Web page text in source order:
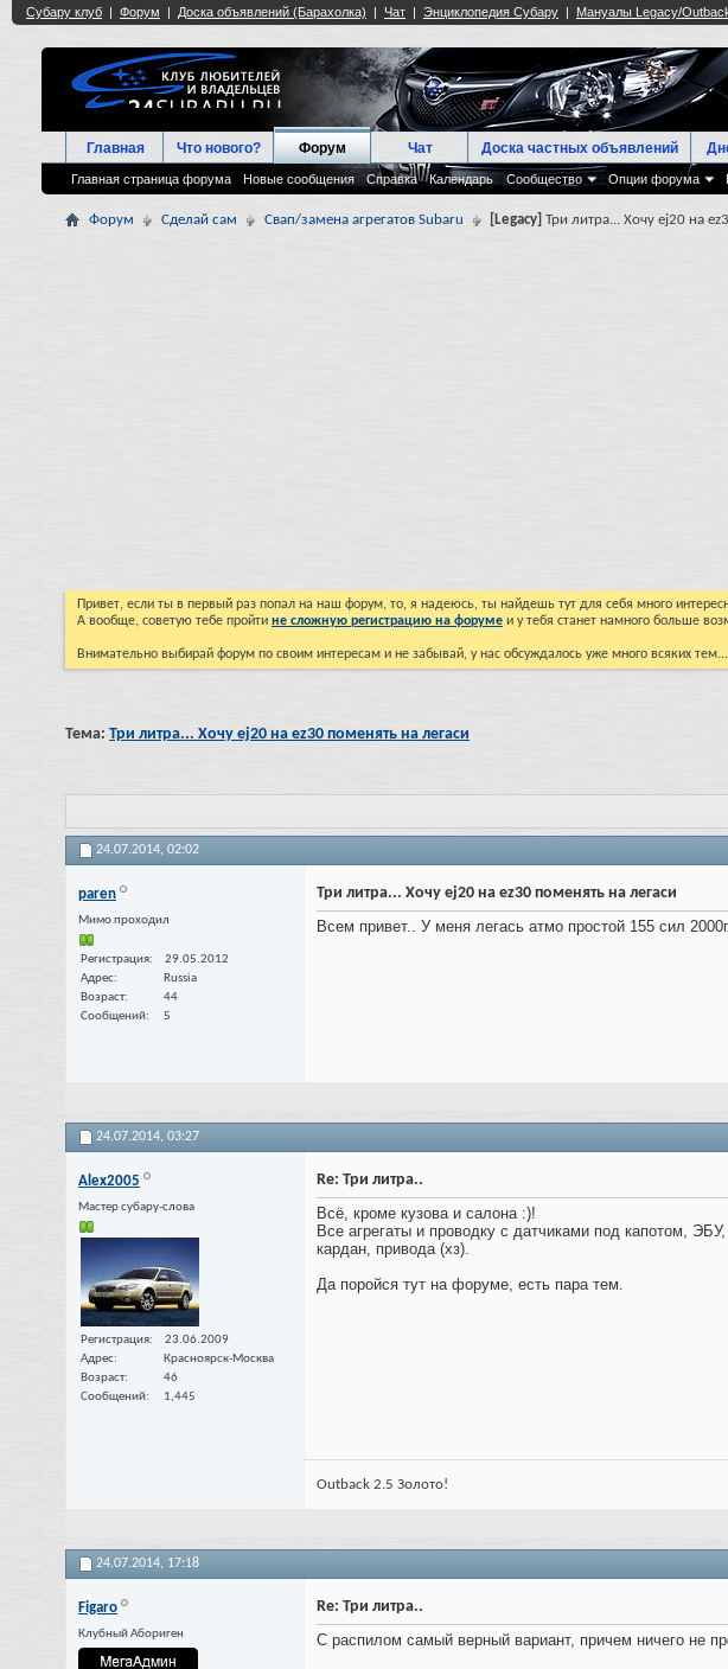
Главная Что нового? Форум
Главная страница форума Новые сообщения Справка Календарь Сообщество Опции форума
Чат Доска частных объявлений
Форум Сделай сам Свап/замена агрегатов Subaru [Legacy] Три литра... Хочу ej20 на
Привет, если ты в первый раз попал на наш форум, то, я надеюсь, ты найдешь тут для себя много
А вообще, советую тебе пройти не сложную регистрацию на форуме и у тебя станет намного больше
Внимательно выбирай форум по своим интересам и не забывай, у нас обсуждалось уже много всяких
Тема: Три литра... Хочу ej20 на ez30 поменять на легаси
24.07.2014, 02:02
paren
Мимо проходил
Регистрация
29.05.2012
Адрес
Russia
Возраст
44
Сообщений
5
Три литра... Хочу ej20 на ez30 поменять на легаси
Всем привет.. У меня легась атмо простой 155 сил
24.07.2014, 03:27
Alex2005
Мастер субару-слова
Регистрация
23.06.2009
Адрес
Красноярск-Москва
Возраст
46
Сообщений
1,445
Re: Три литра..
Всё, кроме кузова и салона :)!
Все агрегаты и проводку с датчиками под капотом,
кардан, привода (хз).
Да поройся тут на форуме, есть пара тем.
Outback 2.5 Золото!
24.07.2014, 17:18
Figaro
Клубный Абориген
Re: Три литра..
С распилом самый верный вариант, причем ничего не